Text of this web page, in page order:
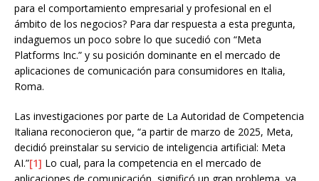
para el comportamiento empresarial y profesional en el
ámbito de los negocios? Para dar respuesta a esta pregunta,
indaguemos un poco sobre lo que sucedió con “Meta
Platforms Inc.” y su posición dominante en el mercado de
aplicaciones de comunicación para consumidores en Italia,
Roma.
Las investigaciones por parte de La Autoridad de Competencia
Italiana reconocieron que, “a partir de marzo de 2025, Meta,
decidió preinstalar su servicio de inteligencia artificial: Meta
AI.”[1] Lo cual, para la competencia en el mercado de